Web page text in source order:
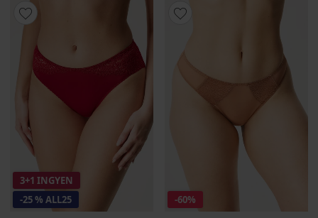
3+1 INGYEN
-25 % ALL25
-60%